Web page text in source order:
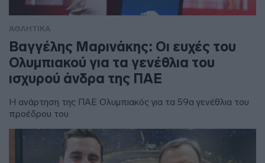
ΑΘΛΗΤΙΚΑ
Βαγγέλης Μαρινάκης: Οι ευχές του
Ολυμπιακού για τα γενέθλια του
ισχυρού άνδρα της ΠΑΕ
Η ανάρτηση της ΠΑΕ Ολυμπιακός για τα 59α γενέθλια του
προέδρου του